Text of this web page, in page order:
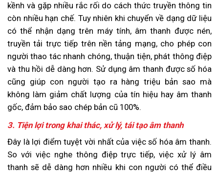
kềnh và gặp nhiều rắc rối do cách thức truyền thông tin
còn nhiều hạn chế. Tuy nhiên khi chuyển về dạng dữ liệu
có thể nhận dạng trên máy tính, âm thanh được nén,
truyền tải trực tiếp trên nền tảng mạng, cho phép con
người thao tác nhanh chóng, thuận tiện, phát thông điệp
và thu hồi dễ dàng hơn. Sử dụng âm thanh được số hóa
cũng giúp con người tạo ra hàng triệu bản sao mà
không làm giảm chất lượng của tín hiệu hay âm thanh
gốc, đảm bảo sao chép bản cũ 100%.
3. Tiện lợi trong khai thác, xử lý, tái tạo âm thanh
Đây là lợi điểm tuyệt vời nhất của việc số hóa âm thanh.
So với việc nghe thông điệp trực tiếp, việc xử lý âm
thanh sẽ dễ dàng hơn nhiều khi con người có thể điều